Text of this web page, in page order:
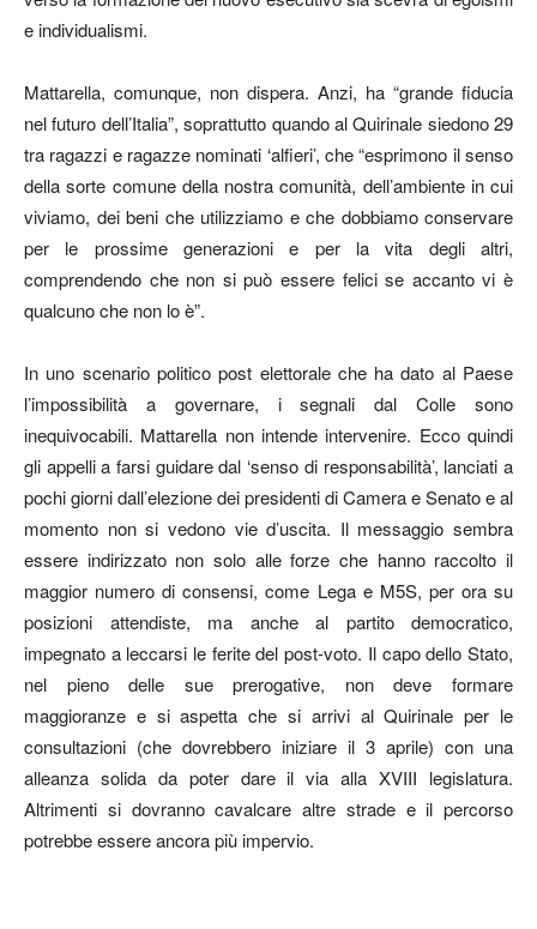
e individualismi.
Mattarella, comunque, non dispera. Anzi, ha “grande fiducia
nel futuro dell’Italia”, soprattutto quando al Quirinale siedono 29
tra ragazzi e ragazze nominati ‘alfieri’, che “esprimono il senso
della sorte comune della nostra comunità, dell’ambiente in cui
viviamo, dei beni che utilizziamo e che dobbiamo conservare
per le prossime generazioni e per la vita degli altri,
comprendendo che non si può essere felici se accanto vi è
qualcuno che non lo è”.
In uno scenario politico post elettorale che ha dato al Paese
l’impossibilità a governare, i segnali dal Colle sono
inequivocabili. Mattarella non intende intervenire. Ecco quindi
gli appelli a farsi guidare dal ‘senso di responsabilità’, lanciati a
pochi giorni dall’elezione dei presidenti di Camera e Senato e al
momento non si vedono vie d’uscita. Il messaggio sembra
essere indirizzato non solo alle forze che hanno raccolto il
maggior numero di consensi, come Lega e M5S, per ora su
posizioni attendiste, ma anche al partito democratico,
impegnato a leccarsi le ferite del post-voto. Il capo dello Stato,
nel pieno delle sue prerogative, non deve formare
maggioranze e si aspetta che si arrivi al Quirinale per le
consultazioni (che dovrebbero iniziare il 3 aprile) con una
alleanza solida da poter dare il via alla XVIII legislatura.
Altrimenti si dovranno cavalcare altre strade e il percorso
potrebbe essere ancora più impervio.